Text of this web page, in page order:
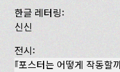
한글 레터링:
신신
전시:
포스터는 어떻게 작동할